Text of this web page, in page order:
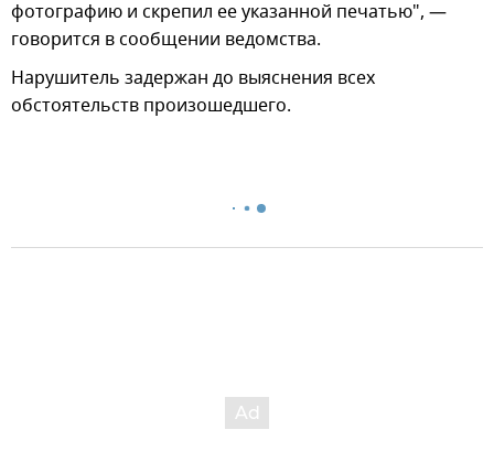
фотографию и скрепил ее указанной печатью", —
говорится в сообщении ведомства.
Нарушитель задержан до выяснения всех
обстоятельств произошедшего.